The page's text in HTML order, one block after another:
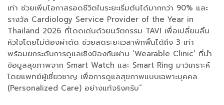
เท่า ช่วยเพิ่มโอกาสรอดชีวิตในระยะเริ่มต้นได้มากกว่า 90% และ
รางวัล Cardiology Service Provider of the Year in
Thailand 2026 ที่โดดเด่นด้วยนวัตกรรม TAVI เพื่อเปลี่ยนลิ้น
หัวใจโดยไม่ต้องผ่าตัด ช่วยลดระยะเวลาพักฟื้นได้ถึง 3 เท่า
พร้อมยกระดับการดูแลเชิงป้องกันผ่าน ‘Wearable Clinic’ ที่นำ
ข้อมูลสุขภาพจาก Smart Watch และ Smart Ring มาวิเคราะห์
โดยแพทย์ผู้เชี่ยวชาญ เพื่อการดูแลสุขภาพแบบเฉพาะบุคคล
(Personalized Care) อย่างแท้จริงครับ”